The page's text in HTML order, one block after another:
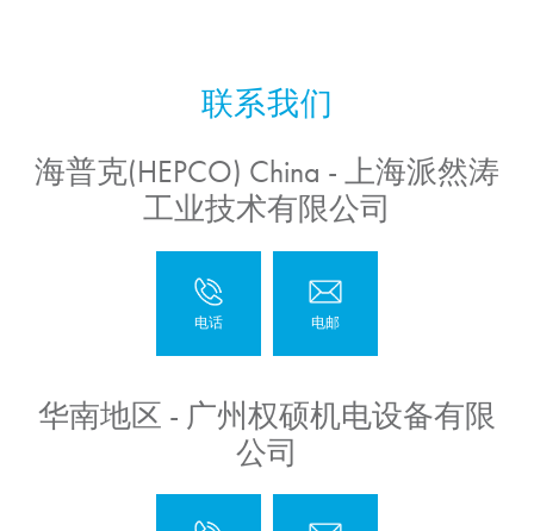
海普克(HEPCO) China - 上海派然涛
工业技术有限公司
华南地区 - 广州权硕机电设备有限
公司